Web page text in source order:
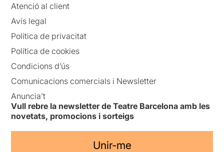
Atenció al client
Avís legal
Política de privacitat
Política de cookies
Condicions d’ús
Comunicacions comercials i Newsletter
Anuncia’t
Vull rebre la newsletter de Teatre Barcelona amb les
novetats, promocions i sorteigs
Unir-me